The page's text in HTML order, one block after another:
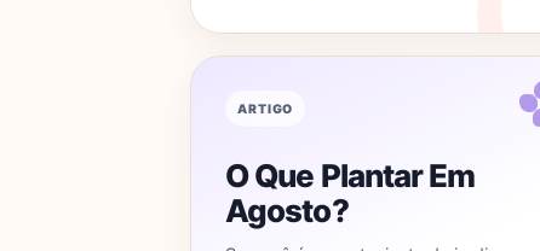
ARTIGO
O Que Plantar Em
Agosto?